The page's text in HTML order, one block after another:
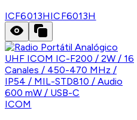
ICF6013HICF6013H
ICOM